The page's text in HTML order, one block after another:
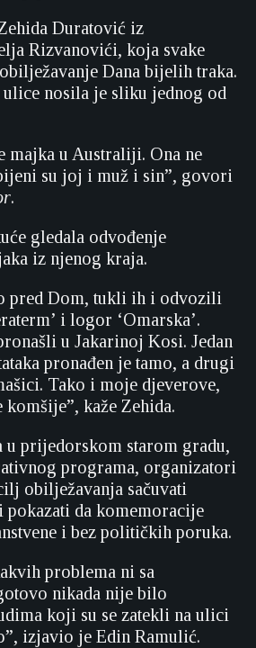
Duratović iz
Rizvanovići, koja svake
Dana bijelih traka.
nosila je sliku jednog od
majka u Australiji. Ona ne
su joj i muž i sin”, govori
.
gledala odvođenje
iz njenog kraja.
pred Dom, tukli ih i odvozili
i logor ‘Omarska’.
u Jakarinoj Kosi. Jedan
pronađen je tamo, a drugi
Tako i moje djeverove,
kaže Zehida.
u prijedorskom starom gradu,
programa, organizatori
obilježavanja sačuvati
pokazati da komemoracije
i bez političkih poruka.
problema ni sa
nikada nije bilo
koji su se zatekli na ulici
izjavio je Edin Ramulić.